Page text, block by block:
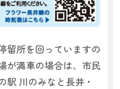
留所を回っていますの
が満車の場合は、市民
駅 川のみなと長井・